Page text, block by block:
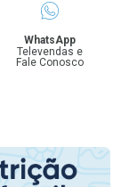
WhatsApp
Televendas e
Fale Conosco